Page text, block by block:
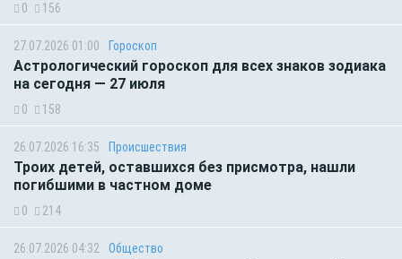
0 156
27.07.2026 01:00 Гороскоп
Астрологический гороскоп для всех знаков зодиака
на сегодня — 27 июля
0 158
26.07.2026 16:35 Происшествия
Троих детей, оставшихся без присмотра, нашли
погибшими в частном доме
0 214
26.07.2026 04:32 Общество